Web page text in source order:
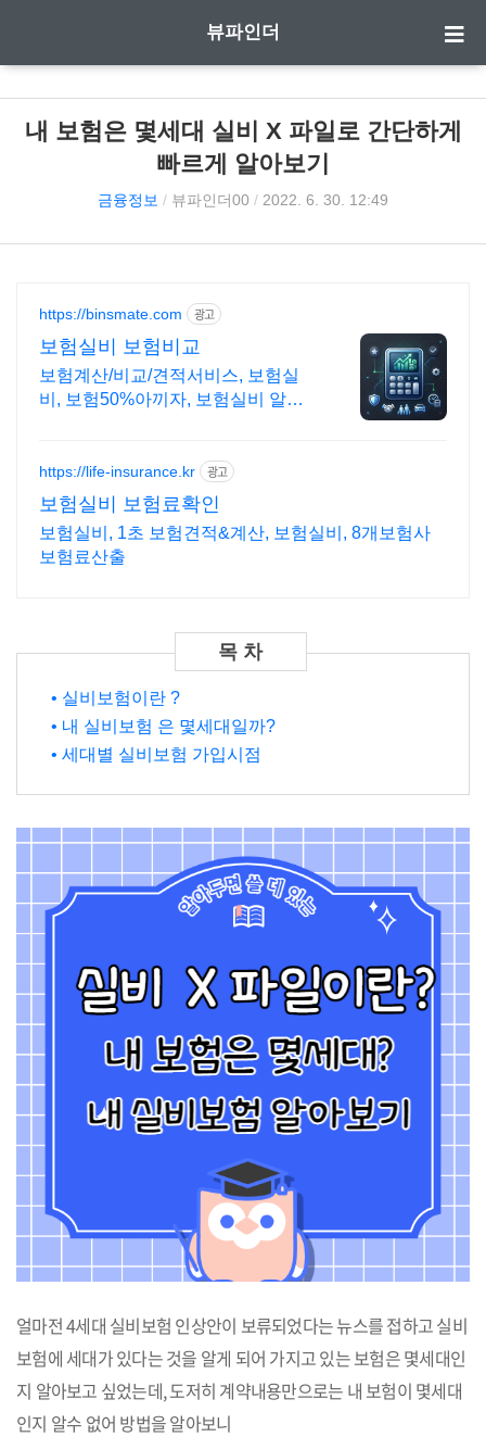
뷰파인더
내 보험은 몇세대 실비 X 파일로 간단하게
빠르게 알아보기
금융정보 / 뷰파인더00 / 2022. 6. 30. 12:49
https://binsmate.com 광고
보험실비 보험비교
보험계산/비교/견적서비스, 보험실
비, 보험50%아끼자, 보험실비 알뜰
https://life-insurance.kr 광고
보험실비 보험료확인
보험실비, 1초 보험견적&계산, 보험실비, 8개보험사
보험료산출
• 실비보험이란 ?
• 내 실비보험 은 몇세대일까?
• 세대별 실비보험 가입시점
얼마전 4세대 실비보험 인상안이 보류되었다는 뉴스를 접하고 실비
보험에 세대가 있다는 것을 알게 되어 가지고 있는 보험은 몇세대인
지 알아보고 싶었는데, 도저히 계약내용만으로는 내 보험이 몇세대
인지 알수 없어 방법을 알아보니